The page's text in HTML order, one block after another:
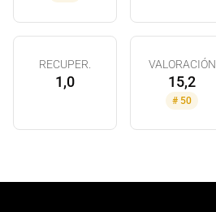
RECUPER.
1,0
VALORACIÓN
15,2
# 50